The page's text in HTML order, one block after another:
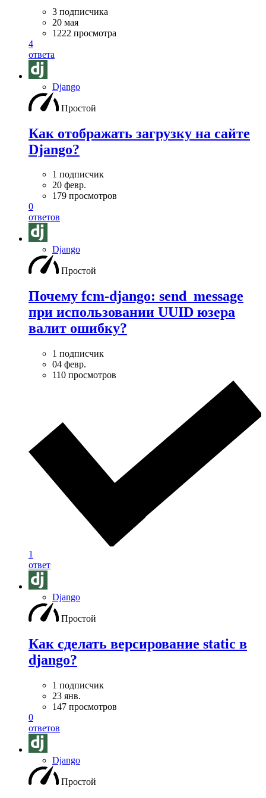
3 подписчика
20 мая
1222 просмотра
4
ответа
Django
Простой
Как отображать загрузку на сайте
Django?
1 подписчик
20 февр.
179 просмотров
0
ответов
Django
Простой
Почему fcm-django: send_message
при использовании UUID юзера
валит ошибку?
1 подписчик
04 февр.
110 просмотров
1
ответ
Django
Простой
Как сделать версирование static в
django?
1 подписчик
23 янв.
147 просмотров
0
ответов
Django
Простой